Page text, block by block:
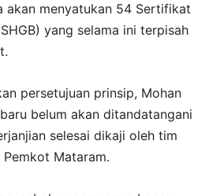
akan menyatukan 54 Sertifikat
yang selama ini terpisah
persetujuan prinsip, Mohan
belum akan ditandatangani
selesai dikaji oleh tim
Mataram.